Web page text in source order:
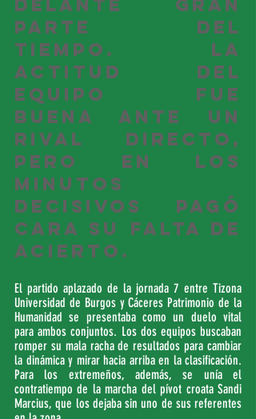
delante gran
parte del
tiempo. La
actitud del
equipo fue
buena ante un
rival directo,
pero en los
minutos
decisivos pagó
cara su falta de
acierto.
El partido aplazado de la jornada 7 entre Tizona
Universidad de Burgos y Cáceres Patrimonio de la
Humanidad se presentaba como un duelo vital
para ambos conjuntos. Los dos equipos buscaban
romper su mala racha de resultados para cambiar
la dinámica y mirar hacia arriba en la clasificación.
Para los extremeños, además, se unía el
contratiempo de la marcha del pívot croata Sandi
Marcius, que los dejaba sin uno de sus referentes